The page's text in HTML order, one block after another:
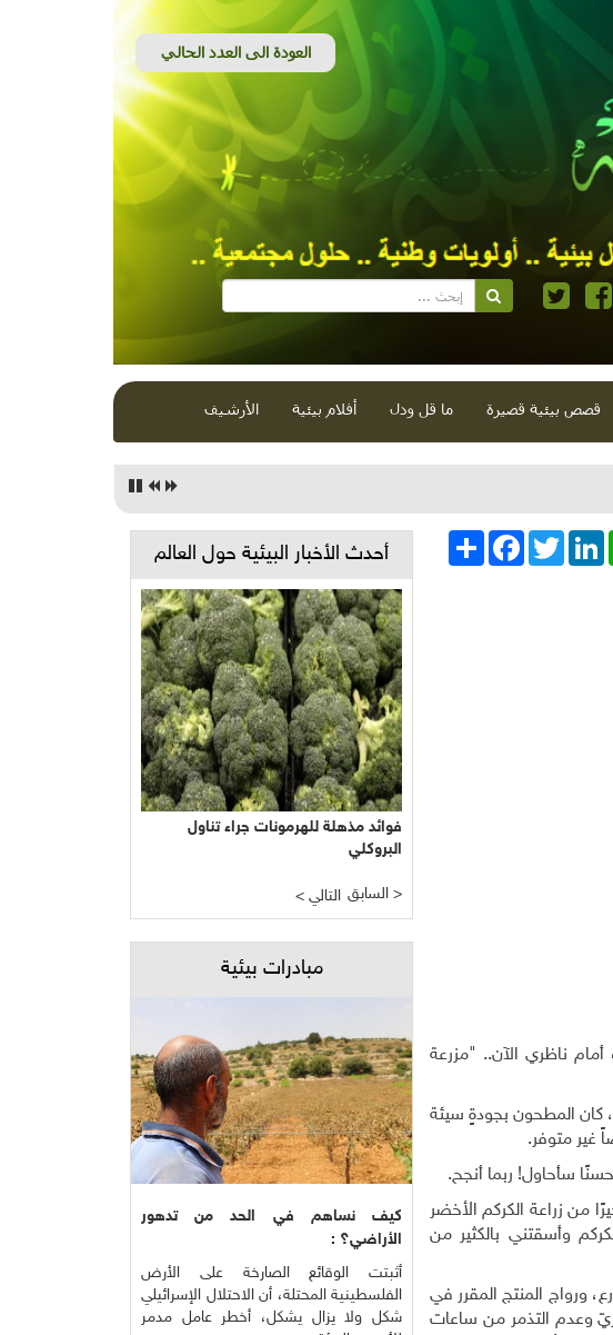
قصص بيئية قصيرة ما قل ودل أفلام بيئية الأرشيف
انشر
FacebookTwitterLinkedIn
أمام ناظري الآن.. "مزرعة
المطحون بجودةٍ سيئة
غير متوفر.
سأحاول! ربما أنجح.
بدايته في عام 2019 واستمر حتى آذار/ مارس 2021، تمكنت أخيرًا من زراعة الكركم الأخضر
وأسقتني بالكثير من
ورواج المنتج المقرر في
وعدم التذمر من ساعات
أحدث الأخبار البيئية حول العالم
فوائد مذهلة للهرمونات جراء تناول
البروكلي
< التالي السابق >
مبادرات بيئية
كيف نساهم في الحد من تدهور
الأراضي؟ :
أثبتت الوقائع الصارخة على الأرض
الفلسطينية المحتلة، أن الاحتلال الإسرائيلي
شكل ولا يزال يشكل، أخطر عامل مدمر